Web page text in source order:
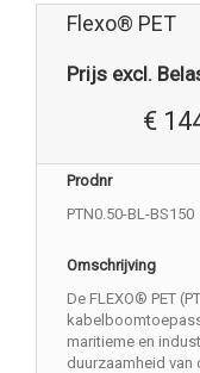
Flexo® PET
Prijs excl.
€
Prodnr
PTN0.50-BL-BS150
Omschrijving
De FLEXO® PET
maritieme en
duurzaamheid van